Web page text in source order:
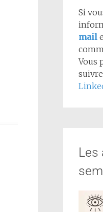
Si
mail
Vous
Les